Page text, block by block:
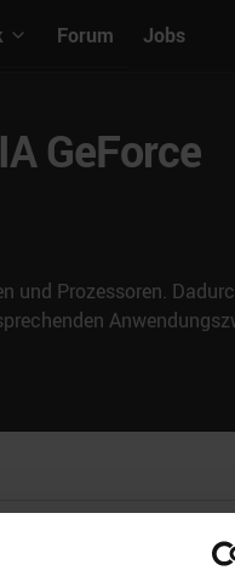
Forum Jobs
GeForce
und Prozessoren.